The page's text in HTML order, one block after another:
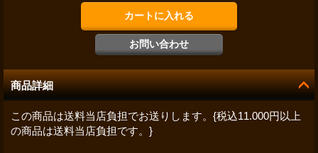
商品詳細
この商品は送料当店負担でお送りします。{税込11.000円以上
の商品は送料当店負担です。}